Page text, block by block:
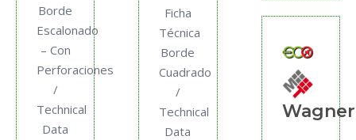
Borde
Escalonado
– Con
Perforaciones
/
Technical
Data
Ficha
Técnica
Borde
Cuadrado
/
Technical
Data
Wagner